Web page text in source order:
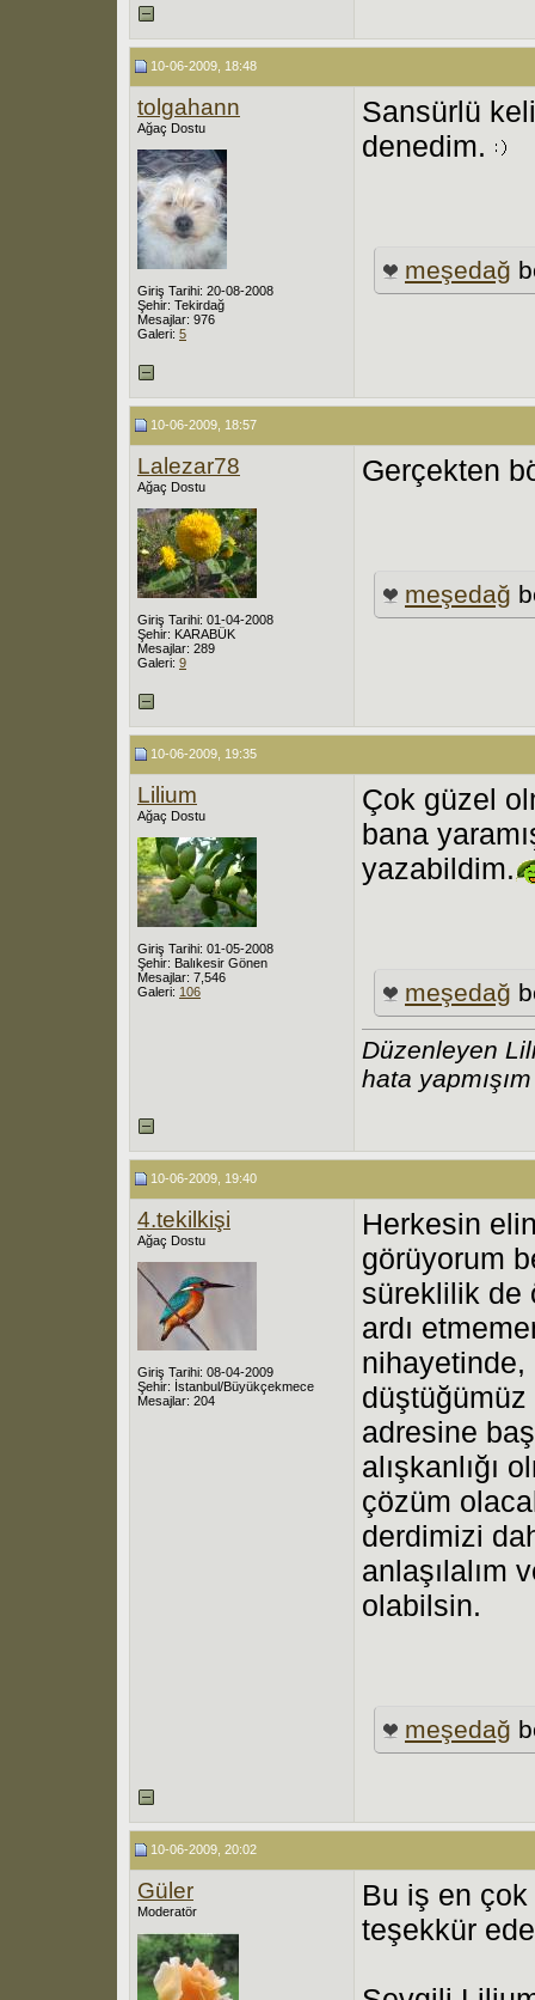
10-06-2009, 18:48
tolgahann
Ağaç Dostu
Giriş Tarihi: 20-08-2008
Şehir: Tekirdağ
Mesajlar: 976
Galeri: 5
Sansürlü
denedim.
meşedağ
10-06-2009, 18:57
Lalezar78
Ağaç Dostu
Giriş Tarihi: 01-04-2008
Şehir: KARABÜK
Mesajlar: 289
Galeri: 9
Gerçekten
meşedağ
10-06-2009, 19:35
Lilium
Ağaç Dostu
Giriş Tarihi: 01-05-2008
Şehir: Balıkesir Gönen
Mesajlar: 7,546
Galeri: 106
Çok güzel
bana
yazabildim.
meşedağ
Düzenleyen
hata yapmışım
10-06-2009, 19:40
4.tekilkişi
Ağaç Dostu
Giriş Tarihi: 08-04-2009
Şehir: İstanbul/Büyükçekmece
Mesajlar: 204
Herkesin
görüyorum
süreklilik de
ardı
nihayetinde,
adresine
alışkanlığı
çözüm
derdimizi
anlaşılalım
olabilsin.
meşedağ
10-06-2009, 20:02
Güler
Moderatör
Bu iş en
teşekkür